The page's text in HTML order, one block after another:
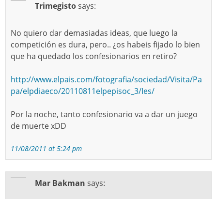
Trimegistosays:
No quiero dar demasiadas ideas, que luego la
competición es dura, pero.. ¿os habeis fijado lo bien
que ha quedado los confesionarios en retiro?
http://www.elpais.com/fotografia/sociedad/Visita/Pa
pa/elpdiaeco/20110811elpepisoc_3/Ies/
Por la noche, tanto confesionario va a dar un juego
de muerte xDD
11/08/2011 at 5:24 pm
Mar Bakman says: